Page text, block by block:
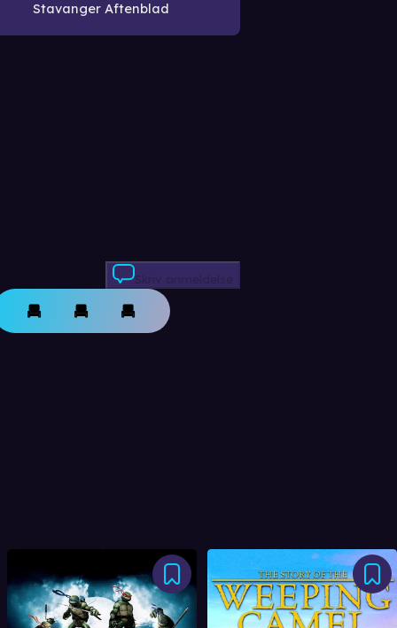
Stavanger Aftenblad
Skriv anmeldelse